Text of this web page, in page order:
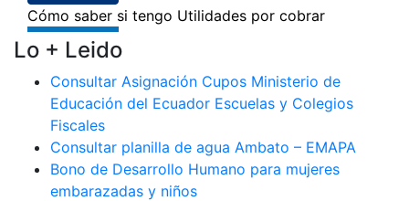
Lo + Leido
Consultar Asignación Cupos Ministerio de
Educación del Ecuador Escuelas y Colegios
Fiscales
Consultar planilla de agua Ambato – EMAPA
Bono de Desarrollo Humano para mujeres
embarazadas y niños